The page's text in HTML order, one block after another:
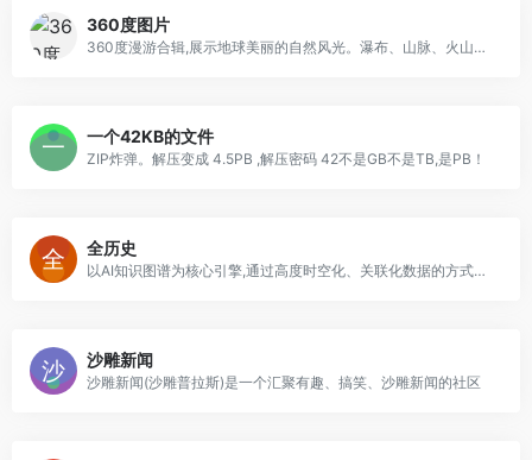
360度图片
360度漫游合辑,展示地球美丽的自然风光。瀑布、山脉、火山、极光、动物以及地球上许多其他奇妙的景观,给您全方位的视觉体验
一个42KB的文件
ZIP炸弹。解压变成 4.5PB ,解压密码 42不是GB不是TB,是PB！
全历史
以AI知识图谱为核心引擎,通过高度时空化、关联化数据的方式构造及展现数字人文内容,尤其是历史知识
沙雕新闻
沙雕新闻(沙雕普拉斯)是一个汇聚有趣、搞笑、沙雕新闻的社区